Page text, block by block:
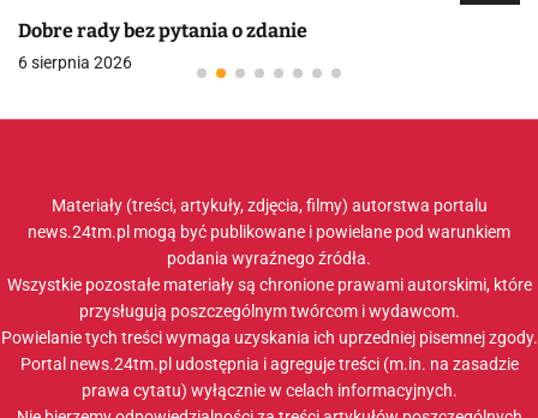
Dobre rady bez pytania o zdanie
6 sierpnia 2026
Materiały (treści, artykuły, zdjęcia, filmy) autorstwa portalu
news.24tm.pl mogą być publikowane i powielane pod warunkiem
podania wyraźnego źródła.
Wszystkie pozostałe materiały są chronione prawami autorskimi, które
przysługują poszczególnym twórcom i wydawcom.
Powielanie tych treści wymaga uzyskania ich uprzedniej pisemnej zgody.
Portal news.24tm.pl udostępnia i agreguje treści (m.in. na zasadzie
prawa cytatu) wyłącznie w celach informacyjnych.